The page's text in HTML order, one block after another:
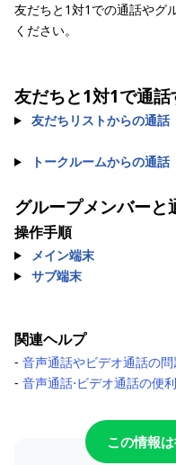
友だちと1対1での通話やグ
ください。
友だちと1対1で通話
友だちリストからの通話
トークルームからの通話
グループメンバーと
操作手順
メイン端末
サブ端末
関連ヘルプ
- 音声通話やビデオ通話の問
- 音声通話⋅ビデオ通話の便
この情報